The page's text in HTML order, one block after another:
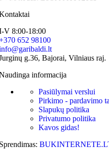
V 8:00-18:00
652 98100
g.36, Bajorai, Vilniaus raj.
informacija
Pasiūlymai verslui
Pirkimo - pardavimo
Slapukų politika
Privatumo politika
Kavos gidas!